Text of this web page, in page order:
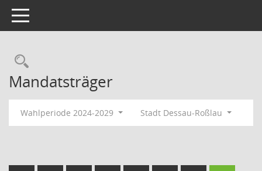
Toggle navigation
Rechercheauswahl
Mandatsträger
Wahlperiode 2024-2029 Stadt Dessau-Roßlau